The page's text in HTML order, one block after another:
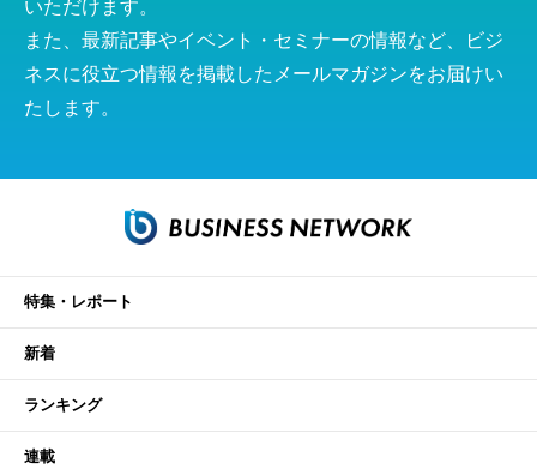
いただけます。
また、最新記事やイベント・セミナーの情報など、ビジ
ネスに役立つ情報を掲載したメールマガジンをお届けい
たします。
特集・レポート
新着
ランキング
連載